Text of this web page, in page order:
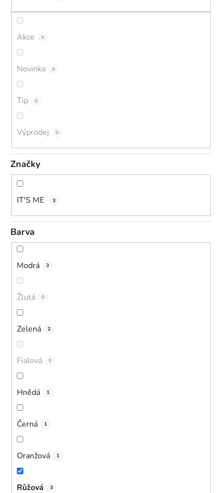
Akce 0
Novinka 0
Tip 0
Výprodej 0
Značky
IT'S ME 3
Barva
Modrá 3
Žlutá 0
Zelená 2
Fialová 0
Hnědá 1
Černá 1
Oranžová 1
Růžová 3